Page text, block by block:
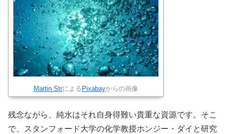
Martin StrによるPixabayからの画像
残念ながら、純水はそれ自身得難い貴重な資源です。そこ
で、スタンフォード大学の化学教授ホンジー・ダイと研究